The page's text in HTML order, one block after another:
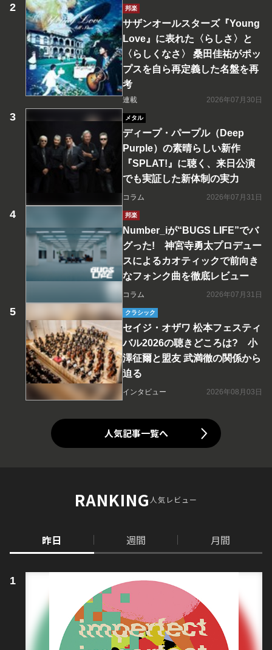
邦楽
サザンオールスターズ『Young
Love』に表れた〈らしさ〉と
〈らしくなさ〉 桑田佳祐がポッ
プスを自ら再定義した名盤を再
考
連載 2026年07月30日
メタル
ディープ・パープル（Deep
Purple）の素晴らしい新作
『SPLAT!』に聴く、来日公演
でも実証した新体制の実力
コラム 2026年07月31日
邦楽
Number_iが“BUGS LIFE”でバ
グった! 神宮寺勇太プロデュー
スによるカオティックで前向き
なフォンク曲を徹底レビュー
コラム 2026年07月31日
クラシック
セイジ・オザワ 松本フェスティ
バル2026の聴きどころは? 小
澤征爾と盟友 武満徹の関係から
迫る
インタビュー 2026年08月03日
人気記事一覧へ
RANKING人気レビュー
昨日 週間 月間